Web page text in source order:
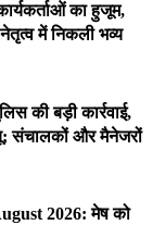
का हुजूम,
में निकली भव्य
की बड़ी कार्रवाई,
संचालकों और मैनेजरों
2026: मेष को